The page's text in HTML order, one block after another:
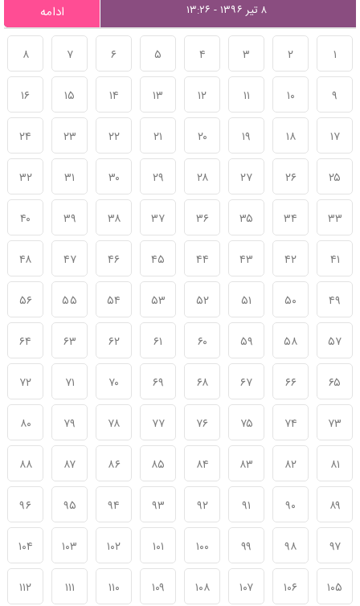
۸ تیر ۱۳۹۶ - ۱۳:۲۶ ادامه
۱ ۲ ۳ ۴ ۵ ۶ ۷ ۸
۹ ۱۰ ۱۱ ۱۲ ۱۳ ۱۴ ۱۵ ۱۶
۱۷ ۱۸ ۱۹ ۲۰ ۲۱ ۲۲ ۲۳ ۲۴
۲۵ ۲۶ ۲۷ ۲۸ ۲۹ ۳۰ ۳۱ ۳۲
۳۳ ۳۴ ۳۵ ۳۶ ۳۷ ۳۸ ۳۹ ۴۰
۴۱ ۴۲ ۴۳ ۴۴ ۴۵ ۴۶ ۴۷ ۴۸
۴۹ ۵۰ ۵۱ ۵۲ ۵۳ ۵۴ ۵۵ ۵۶
۵۷ ۵۸ ۵۹ ۶۰ ۶۱ ۶۲ ۶۳ ۶۴
۶۵ ۶۶ ۶۷ ۶۸ ۶۹ ۷۰ ۷۱ ۷۲
۷۳ ۷۴ ۷۵ ۷۶ ۷۷ ۷۸ ۷۹ ۸۰
۸۱ ۸۲ ۸۳ ۸۴ ۸۵ ۸۶ ۸۷ ۸۸
۸۹ ۹۰ ۹۱ ۹۲ ۹۳ ۹۴ ۹۵ ۹۶
۹۷ ۹۸ ۹۹ ۱۰۰ ۱۰۱ ۱۰۲ ۱۰۳ ۱۰۴
۱۰۵ ۱۰۶ ۱۰۷ ۱۰۸ ۱۰۹ ۱۱۰ ۱۱۱ ۱۱۲